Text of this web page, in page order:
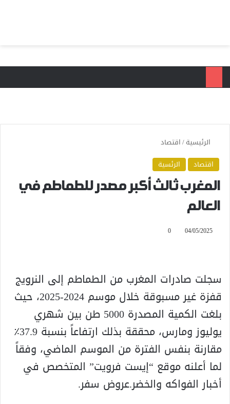
الرئيسية/اقتصاد
اقتصاد
الرئسية
المغرب ثالث أكبر مصدر للطماطم في
العالم
04/05/2025
0
سجلت صادرات المغرب من الطماطم إلى النرويج
قفزة غير مسبوقة خلال موسم 2024-2025، حيث
بلغت الكمية المصدرة 5000 طن بين شهري
يوليوز ومارس، محققة بذلك ارتفاعاً بنسبة 37.9٪
مقارنة بنفس الفترة من الموسم الماضي، وفقاً
لما أعلنه موقع “إيست فرويت” المتخصص في
أخبار الفواكه والخضر.عروض سفر.